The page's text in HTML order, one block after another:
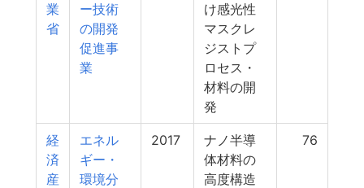
業
省
ー技術
の開発
促進事
業
け感光性
マスクレ
ジストプ
ロセス・
材料の開
発
経
済
産
エネル
ギー・
環境分
2017
ナノ半導
体材料の
高度構造
76